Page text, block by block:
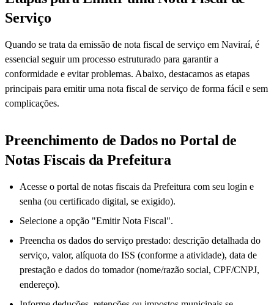
Serviço
Quando se trata da emissão de nota fiscal de serviço em Naviraí, é
essencial seguir um processo estruturado para garantir a
conformidade e evitar problemas. Abaixo, destacamos as etapas
principais para emitir uma nota fiscal de serviço de forma fácil e sem
complicações.
Preenchimento de Dados no Portal de
Notas Fiscais da Prefeitura
Acesse o portal de notas fiscais da Prefeitura com seu login e
senha (ou certificado digital, se exigido).
Selecione a opção "Emitir Nota Fiscal".
Preencha os dados do serviço prestado: descrição detalhada do
serviço, valor, alíquota do ISS (conforme a atividade), data de
prestação e dados do tomador (nome/razão social, CPF/CNPJ,
endereço).